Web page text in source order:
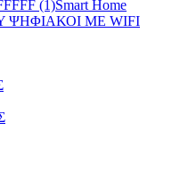
Smart Home
ΨΗΦΙΑΚΟΙ ΜΕ WIFI